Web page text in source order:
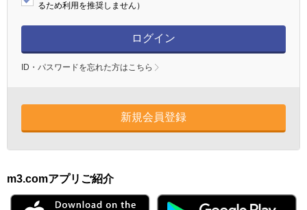
るため利用を推奨しません）
ログイン
ID・パスワードを忘れた方はこちら
新規会員登録
m3.comアプリご紹介